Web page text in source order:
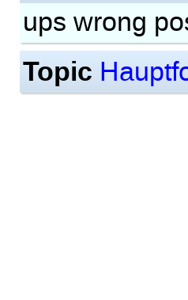
ups wrong
Topic